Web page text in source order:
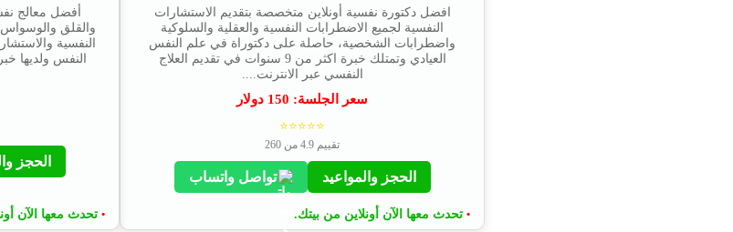
افضل دكتورة نفسية أونلاين متخصصة بتقديم الاستشارات
النفسية لجميع الاضطرابات النفسية والعقلية والسلوكية
واضطرابات الشخصية، حاصلة على دكتوراة في علم النفس
العيادي وتمتلك خبرة اكثر من 9 سنوات في تقديم العلاج
النفسي عبر الانترنت....
سعر الجلسة: 150 دولار
⭐⭐⭐⭐⭐
تقييم 4.9 من 260
الحجز والمواعيد تواصل واتساب
• تحدث معها الآن أونلاين من بيتك.
أفضل معالج
والقلق
النفسية
النفس ولديها خبرة أكثر من 6
الحجز
• تحدث معها الآن